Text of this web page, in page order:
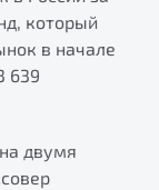
который
в начале
639
двумя